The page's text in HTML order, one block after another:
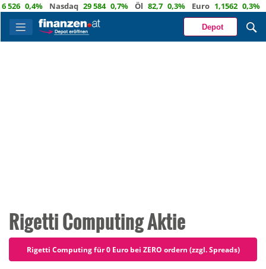
Nasdaq 29 584 0,7% Öl 82,7 0,3% Euro 1,1562 0,3% CHF
Depot
Rigetti Computing Aktie
Rigetti Computing für 0 Euro bei ZERO ordern (zzgl. Spreads)